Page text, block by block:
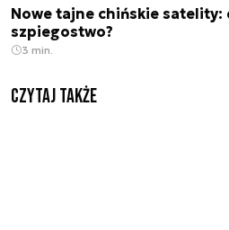
Nowe tajne chińskie satelity:
szpiegostwo?
3 min.
Czytaj także